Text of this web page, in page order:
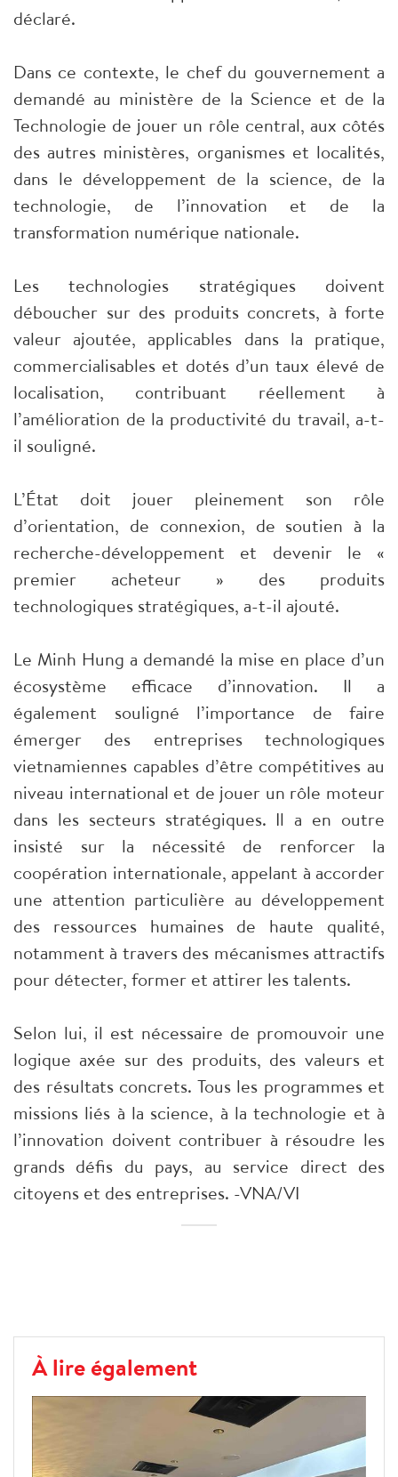
déclaré.
Dans ce contexte, le chef du gouvernement a
demandé au ministère de la Science et de la
Technologie de jouer un rôle central, aux côtés
des autres ministères, organismes et localités,
dans le développement de la science, de la
technologie, de l’innovation et de la
transformation numérique nationale.
Les technologies stratégiques doivent
déboucher sur des produits concrets, à forte
valeur ajoutée, applicables dans la pratique,
commercialisables et dotés d’un taux élevé de
localisation, contribuant réellement à
l’amélioration de la productivité du travail, a-t-
il souligné.
L’État doit jouer pleinement son rôle
d’orientation, de connexion, de soutien à la
recherche-développement et devenir le «
premier acheteur » des produits
technologiques stratégiques, a-t-il ajouté.
Le Minh Hung a demandé la mise en place d’un
écosystème efficace d’innovation. Il a
également souligné l’importance de faire
émerger des entreprises technologiques
vietnamiennes capables d’être compétitives au
niveau international et de jouer un rôle moteur
dans les secteurs stratégiques. Il a en outre
insisté sur la nécessité de renforcer la
coopération internationale, appelant à accorder
une attention particulière au développement
des ressources humaines de haute qualité,
notamment à travers des mécanismes attractifs
pour détecter, former et attirer les talents.
Selon lui, il est nécessaire de promouvoir une
logique axée sur des produits, des valeurs et
des résultats concrets. Tous les programmes et
missions liés à la science, à la technologie et à
l’innovation doivent contribuer à résoudre les
grands défis du pays, au service direct des
citoyens et des entreprises. -VNA/VI
À lire également